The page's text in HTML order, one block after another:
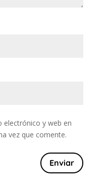
electrónico y web en
vez que comente.
Enviar